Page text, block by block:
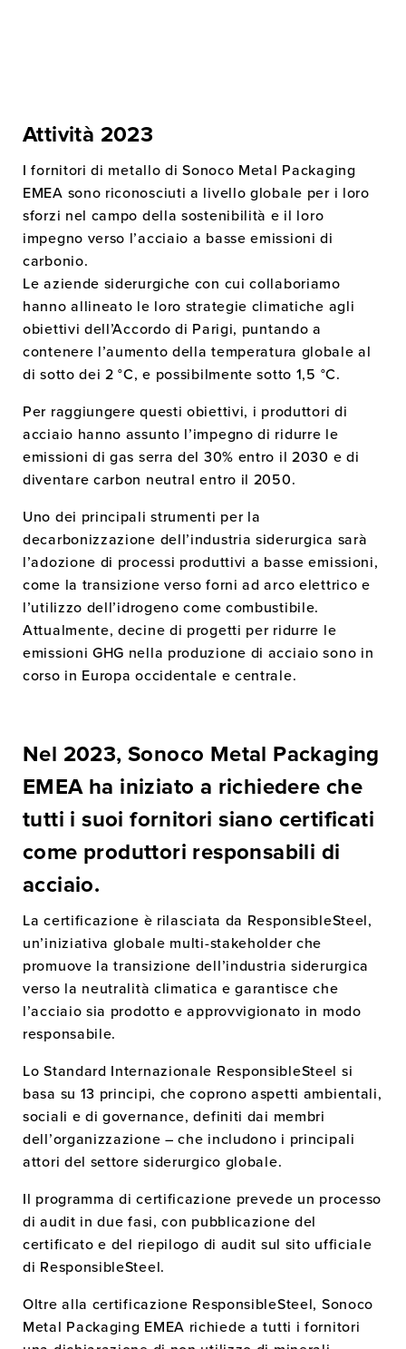
PRODOTTI
SOSTENIBILITÀ
Attività 2023
I fornitori di metallo di Sonoco Metal Packaging
EMEA sono riconosciuti a livello globale per i loro
sforzi nel campo della sostenibilità e il loro
impegno verso l’acciaio a basse emissioni di
carbonio.
Le aziende siderurgiche con cui collaboriamo
hanno allineato le loro strategie climatiche agli
obiettivi dell’Accordo di Parigi, puntando a
contenere l’aumento della temperatura globale al
di sotto dei 2 °C, e possibilmente sotto 1,5 °C.
Per raggiungere questi obiettivi, i produttori di
acciaio hanno assunto l’impegno di ridurre le
emissioni di gas serra del 30% entro il 2030 e di
diventare carbon neutral entro il 2050.
Uno dei principali strumenti per la
decarbonizzazione dell’industria siderurgica sarà
l’adozione di processi produttivi a basse emissioni,
come la transizione verso forni ad arco elettrico e
l’utilizzo dell’idrogeno come combustibile.
Attualmente, decine di progetti per ridurre le
emissioni GHG nella produzione di acciaio sono in
corso in Europa occidentale e centrale.
Nel 2023, Sonoco Metal Packaging
EMEA ha iniziato a richiedere che
tutti i suoi fornitori siano certificati
come produttori responsabili di
acciaio.
La certificazione è rilasciata da ResponsibleSteel,
un’iniziativa globale multi-stakeholder che
promuove la transizione dell’industria siderurgica
verso la neutralità climatica e garantisce che
l’acciaio sia prodotto e approvvigionato in modo
responsabile.
Lo Standard Internazionale ResponsibleSteel si
basa su 13 principi, che coprono aspetti ambientali,
sociali e di governance, definiti dai membri
dell’organizzazione – che includono i principali
attori del settore siderurgico globale.
Il programma di certificazione prevede un processo
di audit in due fasi, con pubblicazione del
certificato e del riepilogo di audit sul sito ufficiale
di ResponsibleSteel.
Oltre alla certificazione ResponsibleSteel, Sonoco
Metal Packaging EMEA richiede a tutti i fornitori